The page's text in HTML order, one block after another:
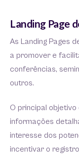
Landing Page
As Landing Pages
a promover e
conferências,
outros.
O principal
informações
interesse dos
incentivar o